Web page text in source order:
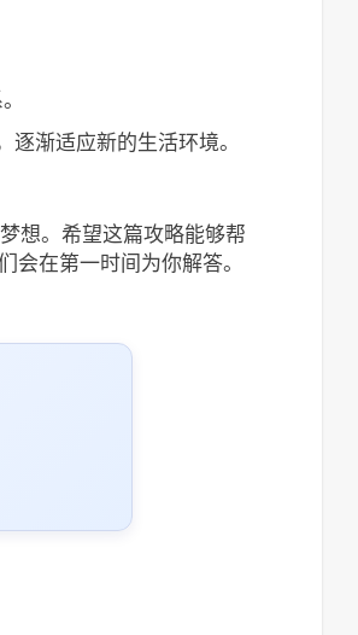
渐适应新的生活环境。
想。希望这篇攻略能够帮
会在第一时间为你解答。